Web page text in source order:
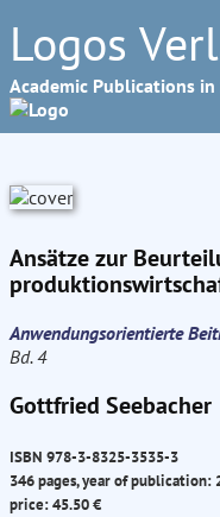
Logos
Academic Publications
Ansätze zur
Anwendungsorientierte
Bd. 4
Gottfried Seebacher
ISBN 978-3-8325-3535-3
346 pages, year of publication:
price: 45.50 €